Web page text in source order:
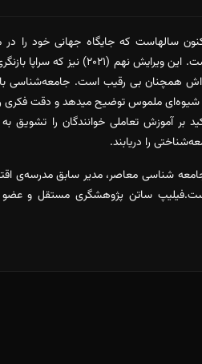
سالهاست که جایگاه جهانی خود را در
شناسی تثبیت کرده است. این
همچنان بی رقیب است. جامعه‌شناسی با
شیوه‌ای ملموس توضیح میدهد و دقت فکری
بر آموزش تعاملی خوانندگان را تشویق
را دریابند.
جامعه شناسی معاصر، مدیر سابق مدرسه‌ی
ساتن پژوهشگری مستقل و عضو